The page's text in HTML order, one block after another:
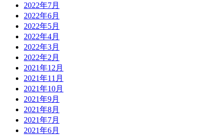
2022年7月
2022年6月
2022年5月
2022年4月
2022年3月
2022年2月
2021年12月
2021年11月
2021年10月
2021年9月
2021年8月
2021年7月
2021年6月